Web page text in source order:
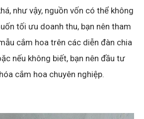
như vậy, nguồn vốn có thể không
tối ưu doanh thu, bạn nên tham
cắm hoa trên các diễn đàn chia
nếu không biết, bạn nên đầu tư
cắm hoa chuyên nghiệp.